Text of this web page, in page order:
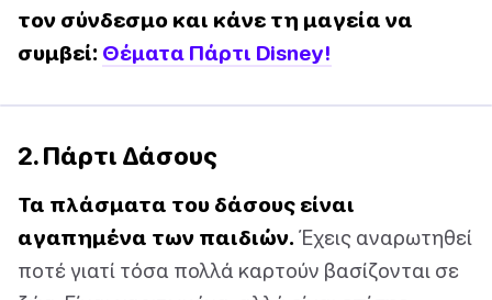
τον σύνδεσμο και κάνε τη μαγεία να
συμβεί: Θέματα Πάρτι Disney!
2. Πάρτι Δάσους
Τα πλάσματα του δάσους είναι
αγαπημένα των παιδιών. Έχεις αναρωτηθεί
ποτέ γιατί τόσα πολλά καρτούν βασίζονται σε